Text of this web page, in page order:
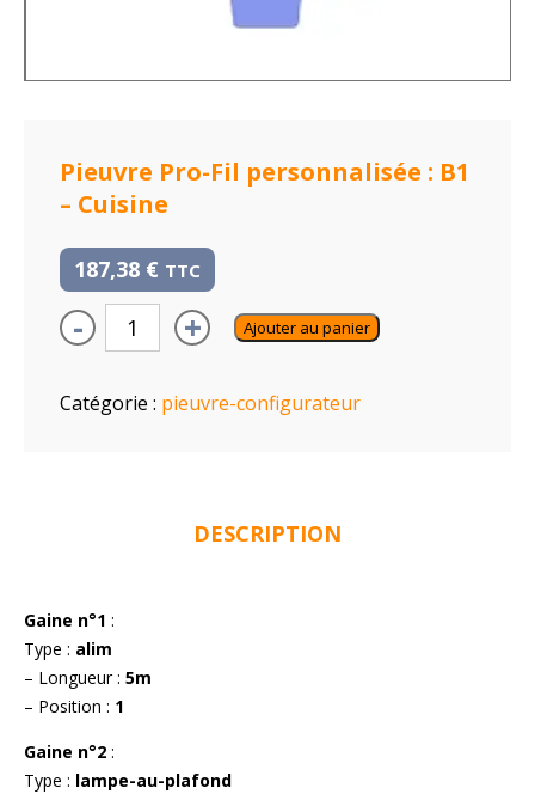
Pieuvre Pro-Fil personnalisée : B1
– Cuisine
187,38 € TTC
- + Ajouter au panier
Catégorie : pieuvre-configurateur
DESCRIPTION
Gaine n°1 :
Type : alim
– Longueur : 5m
– Position : 1
Gaine n°2 :
Type : lampe-au-plafond